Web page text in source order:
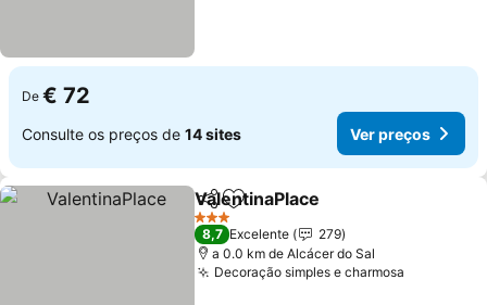
De € 72
Consulte os preços de 14 sites Ver preços
PartilharAdicionar aos favoritos
ValentinaPlace
3 Estrelas
8,7 Excelente
279
a 0.0 km de Alcácer do Sal
Decoração simples e charmosa